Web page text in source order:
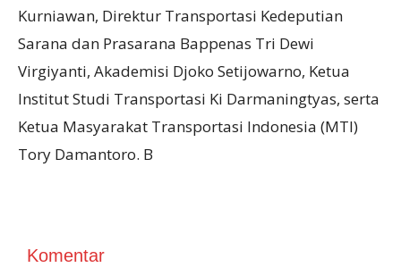
Kurniawan, Direktur Transportasi Kedeputian
Sarana dan Prasarana Bappenas Tri Dewi
Virgiyanti, Akademisi Djoko Setijowarno, Ketua
Institut Studi Transportasi Ki Darmaningtyas, serta
Ketua Masyarakat Transportasi Indonesia (MTI)
Tory Damantoro. B
Komentar